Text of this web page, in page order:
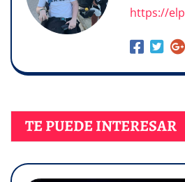
https://
TE PUEDE INTERESAR